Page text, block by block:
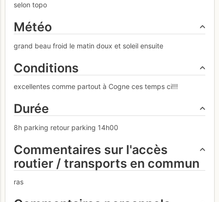
selon topo
Météo
grand beau froid le matin doux et soleil ensuite
Conditions
excellentes comme partout à Cogne ces temps ci!!!
Durée
8h parking retour parking 14h00
Commentaires sur l'accès
routier / transports en commun
ras